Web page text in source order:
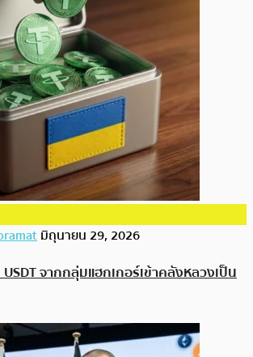
มิถุนายน 29, 2026
จากกลุ่มแฮกเกอร์เข้าคลังหลวงเป็น